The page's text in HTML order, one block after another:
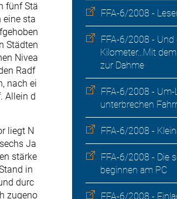
fünf Stä
eine sta
Städten
Nivea
Radf
nach ei
Allein d
liegt N
Ja
stärke
in
durc
zugeno
FFA-6/2008 -
FFA-6/2008 -
Kilometer...Mit
zur Dahme
FFA-6/2008 -
unterbrechen
FFA-6/2008 -
FFA-6/2008 - Die
beginnen am PC
FFA-6/2008 -